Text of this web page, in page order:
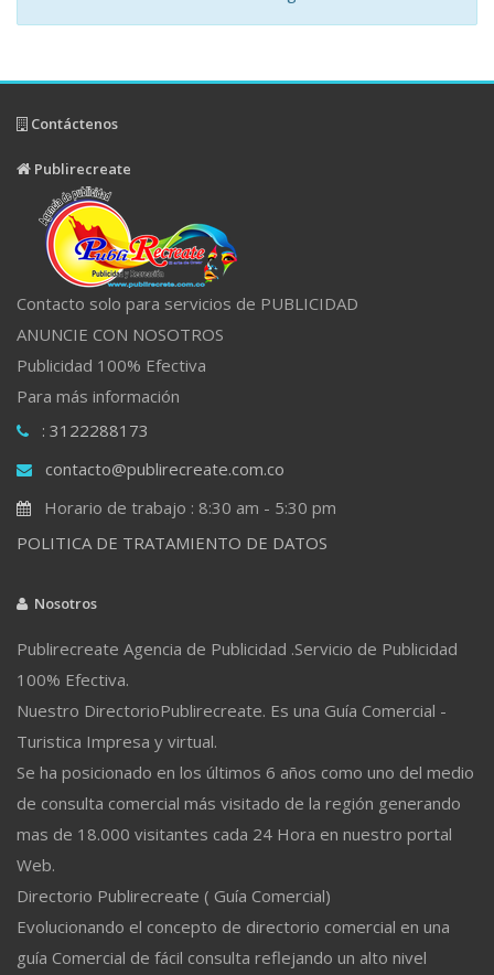
Contáctenos
Publirecreate
Contacto solo para servicios de PUBLICIDAD
ANUNCIE CON NOSOTROS
Publicidad 100% Efectiva
Para más información
: 3122288173
contacto@publirecreate.com.co
Horario de trabajo : 8:30 am - 5:30 pm
POLITICA DE TRATAMIENTO DE DATOS
Nosotros
Publirecreate Agencia de Publicidad .Servicio de Publicidad
100% Efectiva.
Nuestro DirectorioPublirecreate. Es una Guía Comercial -
Turistica Impresa y virtual.
Se ha posicionado en los últimos 6 años como uno del medio
de consulta comercial más visitado de la región generando
mas de 18.000 visitantes cada 24 Hora en nuestro portal
Web.
Directorio Publirecreate ( Guía Comercial)
Evolucionando el concepto de directorio comercial en una
guía Comercial de fácil consulta reflejando un alto nivel